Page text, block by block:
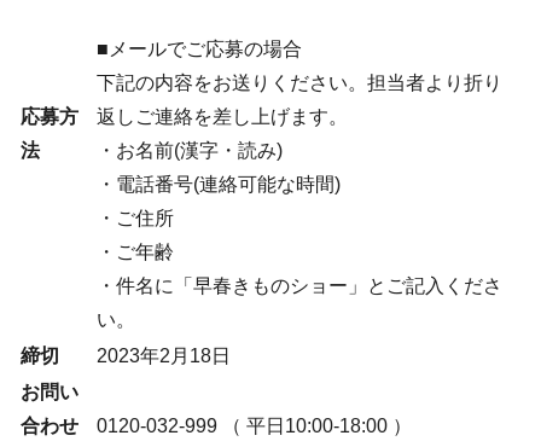
応募方
法
■メールでご応募の場合
下記の内容をお送りください。担当者より折り
返しご連絡を差し上げます。
・お名前(漢字・読み)
・電話番号(連絡可能な時間)
・ご住所
・ご年齢
・件名に「早春きものショー」とご記入くださ
い。
締切
2023年2月18日
お問い
合わせ
0120-032-999 （ 平日10:00-18:00 ）